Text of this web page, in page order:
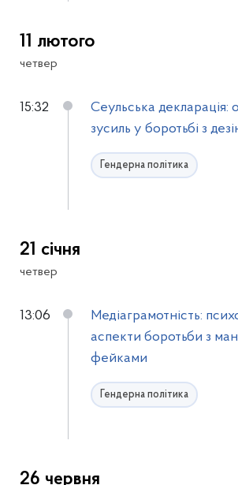
11 лютого
четвер
15:32
Сеульська декларація:
зусиль у боротьбі з
Гендерна політика
21 січня
четвер
13:06
Медіаграмотність:
аспекти боротьби з
фейками
Гендерна політика
26 червня